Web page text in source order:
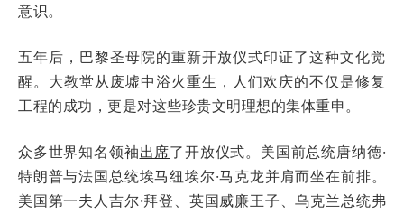
意识。
五年后，巴黎圣母院的重新开放仪式印证了这种文化觉
醒。大教堂从废墟中浴火重生，人们欢庆的不仅是修复
工程的成功，更是对这些珍贵文明理想的集体重申。
众多世界知名领袖出席了开放仪式。美国前总统唐纳德·
特朗普与法国总统埃马纽埃尔·马克龙并肩而坐在前排。
美国第一夫人吉尔·拜登、英国威廉王子、乌克兰总统弗